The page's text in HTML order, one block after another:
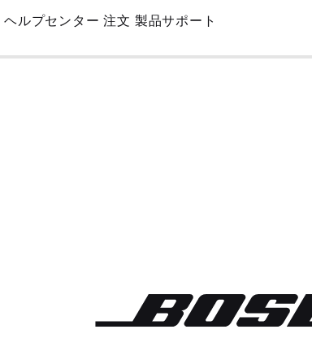
Skip
Main
ヘルプセンター 注文 製品サポート